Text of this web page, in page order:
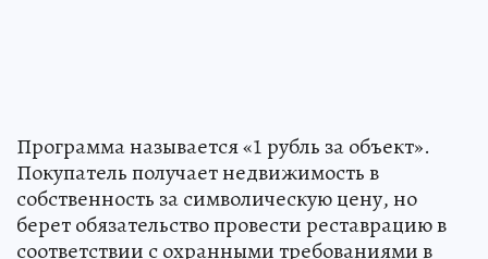
Программа называется «1 рубль за объект».
Покупатель получает недвижимость в
собственность за символическую цену, но
берет обязательство провести реставрацию в
соответствии с охранными требованиями в